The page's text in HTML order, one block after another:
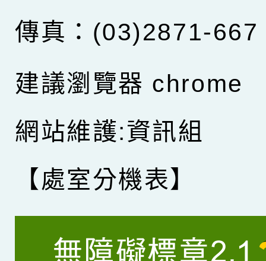
傳真：(03)2871-667
建議瀏覽器 chrome
網站維護:資訊組
【處室分機表】